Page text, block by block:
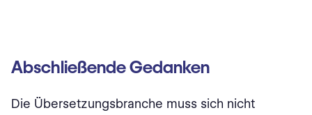
Abschließende Gedanken
Die Übersetzungsbranche muss sich nicht